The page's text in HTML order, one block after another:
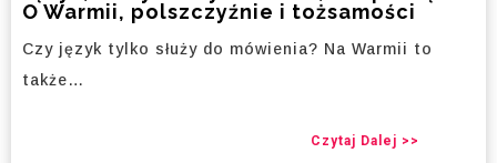
O Warmii, polszczyźnie i tożsamości
Czy język tylko służy do mówienia? Na Warmii to
także…
Czytaj Dalej >>